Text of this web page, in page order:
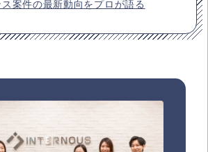
案件の最新動向をプロが語る